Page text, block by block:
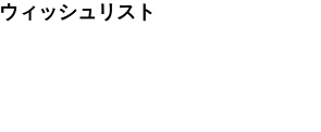
ウィッシュリスト